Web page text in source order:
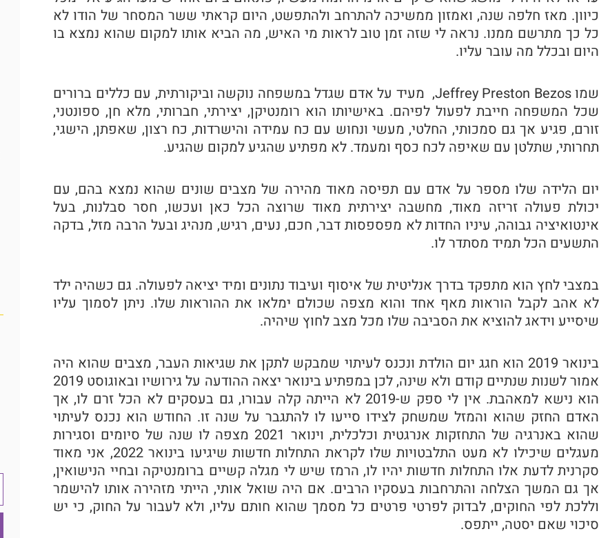
כיוון. מאז חלפה שנה, ואמזון ממשיכה להתרחב ולהתפשט, היום קראתי ששר המסחר של הודו לא
כל כך מתרשם ממנו. נראה לי שזה זמן טוב לראות מי האיש, מה הביא אותו למקום שהוא נמצא בו
היום ובכלל מה עובר עליו.
שמו Jeffrey Preston Bezos, מעיד על אדם שגדל במשפחה נוקשה וביקורתית, עם כללים ברורים
שכל המשפחה חייבת לפעול לפיהם. באישיותו הוא רומנטיקן, יצירתי, חברותי, מלא חן, ספונטני,
זורם, פגיע אך גם סמכותי, החלטי, מעשי ונחוש עם כח עמידה והישרדות, כח רצון, שאפתן, הישגי,
תחרותי, שתלטן עם שאיפה לכח כסף ומעמד. לא מפתיע שהגיע למקום שהגיע.
יום הלידה שלו מספר על אדם עם תפיסה מאוד מהירה של מצבים שונים שהוא נמצא בהם, עם
יכולת פעולה זריזה מאוד, מחשבה יצירתית מאוד שרוצה הכל כאן ועכשו, חסר סבלנות, בעל
אינטואיציה גבוהה, עיניו החדות לא מפספסות דבר, חכם, נעים, רגיש, מנהיג ובעל הרבה מזל, בדקה
התשעים הכל תמיד מסתדר לו.
במצבי לחץ הוא מתפקד בדרך אנליטית של איסוף ועיבוד נתונים ומיד יציאה לפעולה. גם כשהיה ילד
לא אהב לקבל הוראות מאף אחד והוא מצפה שכולם ימלאו את ההוראות שלו. ניתן לסמוך עליו
שיסייע וידאג להוציא את הסביבה שלו מכל מצב לחוץ שיהיה.
בינואר 2019 הוא חגג יום הולדת ונכנס לעיתוי שמבקש לתקן את שגיאות העבר, מצבים שהוא היה
אמור לשנות שנתיים קודם ולא שינה, לכן במפתיע בינואר יצאה ההודעה על גירושיו ובאוגוסט 2019
הוא נישא למאהבת. אין לי ספק ש-2019 לא הייתה קלה עבורו, גם בעסקים לא הכל זרם לו, אך
האדם החזק שהוא והמזל שמשחק לצידו סייעו לו להתגבר על שנה זו. החודש הוא נכנס לעיתוי
שהוא באנרגיה של התחזקות אנרגטית וכלכלית, וינואר 2021 מצפה לו שנה של סיומים וסגירות
מעגלים שיכילו לא מעט התלבטויות שלו לקראת התחלות חדשות שיגיעו בינואר 2022, אני מאוד
סקרנית לדעת אלו התחלות חדשות יהיו לו, הרמז שיש לי מגלה קשיים ברומנטיקה ובחיי הנישואין,
אך גם המשך הצלחה והתרחבות בעסקיו הרבים. אם היה שואל אותי, הייתי מזהירה אותו להישמר
וללכת לפי החוקים, לבדוק לפרטי פרטים כל מסמך שהוא חותם עליו, ולא לעבור על החוק, כי יש
סיכוי שאם יסטה, ייתפס.